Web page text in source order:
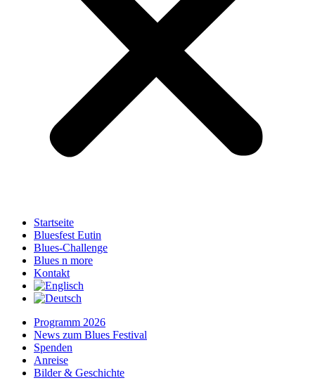
Startseite
Bluesfest Eutin
Blues-Challenge
Blues n more
Kontakt
Programm 2026
News zum Blues Festival
Spenden
Anreise
Bilder & Geschichte